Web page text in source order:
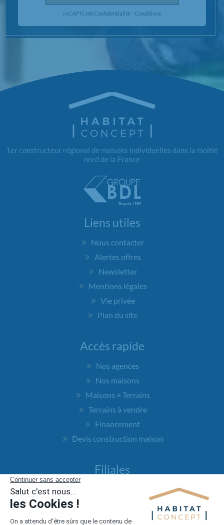
reCAPTCHAConfidentialité - Conditions
1er constructeur régional de maisons individuelles dans la moitié
nord de la France
Liens utiles
Nous contacter
Alertes offres
Newsletter
Mentions légales
Vie privée
Plan du site
Accès rapide
Nos agences
Nos maisons
Maisons + Terrains
Terrains à vendre
Financement
Devis construction maison
Filiales
Chargement...